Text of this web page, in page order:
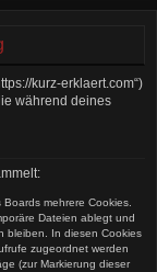
kurz-erklaert.com“)
während deines
mehrere Cookies.
Dateien ablegt und
bleiben. In diesen Cookies
zugeordnet werden
(zur Markierung dieser